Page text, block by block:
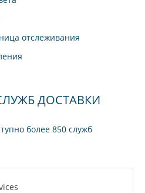
отслеживания
ДОСТАВКИ
более 850 служб